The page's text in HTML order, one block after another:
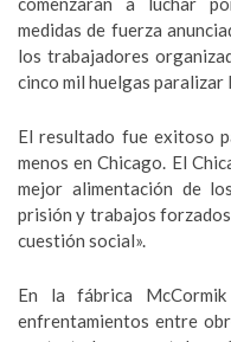
medidas de fuerza
los trabajadores
cinco mil huelgas paralizar
El resultado fue exitoso
menos en Chicago. El
mejor alimentación de
prisión y trabajos
cuestión social».
En la fábrica
enfrentamientos entre